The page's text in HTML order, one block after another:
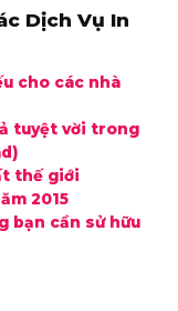
Dịch Vụ In
cho các nhà
tuyệt vời trong
thế giới
2015
bạn cần sử hữu